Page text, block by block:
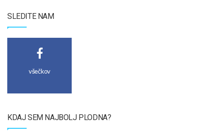
SLEDITE NAM
všečkov
KDAJ SEM NAJBOLJ PLODNA?